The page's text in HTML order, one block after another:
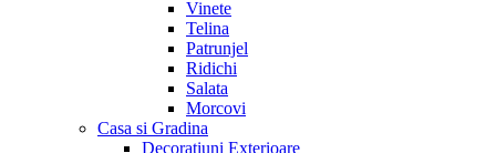
Vinete
Telina
Patrunjel
Ridichi
Salata
Morcovi
Casa si Gradina
Decoratiuni Exterioare